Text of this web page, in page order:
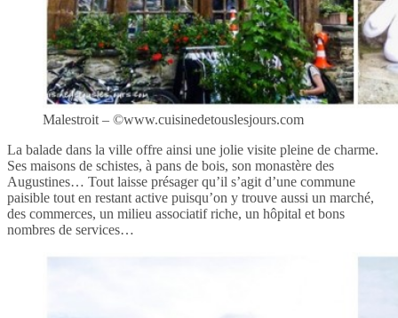
Malestroit – ©www.cuisinedetouslesjours.com
La balade dans la ville offre ainsi une jolie visite pleine de charme.
Ses maisons de schistes, à pans de bois, son monastère des
Augustines… Tout laisse présager qu’il s’agit d’une commune
paisible tout en restant active puisqu’on y trouve aussi un marché,
des commerces, un milieu associatif riche, un hôpital et bons
nombres de services…